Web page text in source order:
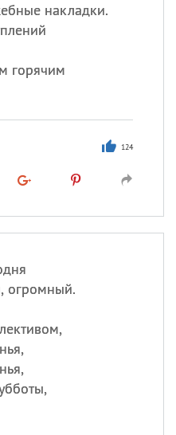
накладки.
горячим
124
огромный.
Сергей , Теодор,Федор